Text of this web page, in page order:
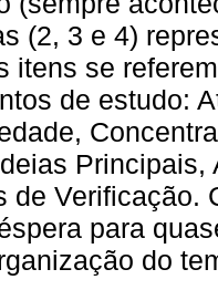
(2, 3 e 4)
itens se
de estudo:
de Verificação.
para
do